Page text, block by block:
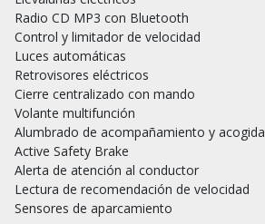
Radio CD MP3 con Bluetooth
Control y limitador de velocidad
Luces automáticas
Retrovisores eléctricos
Cierre centralizado con mando
Volante multifunción
Alumbrado de acompañamiento y acogida
Active Safety Brake
Alerta de atención al conductor
Lectura de recomendación de velocidad
Sensores de aparcamiento